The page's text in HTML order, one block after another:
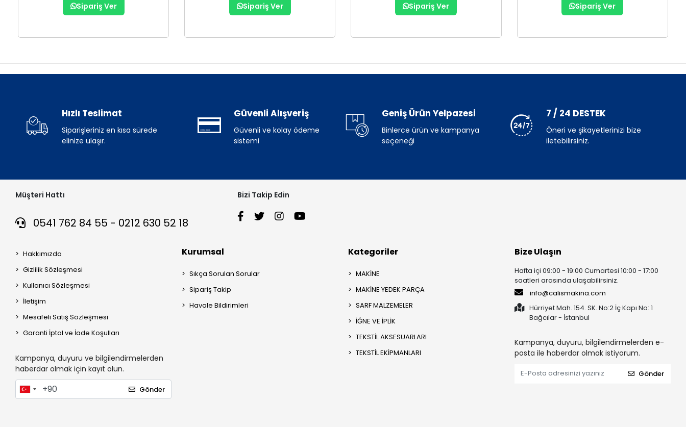
Sipariş Ver Sipariş Ver Sipariş Ver Sipariş Ver
Hızlı Teslimat
Siparişleriniz en kısa sürede
elinize ulaşır.
Güvenli Alışveriş
Güvenli ve kolay ödeme
sistemi
Geniş Ürün Yelpazesi
Binlerce ürün ve kampanya
seçeneği
7 / 24 DESTEK
Öneri ve şikayetlerinizi bize
iletebilirsiniz.
Müşteri Hattı
0541 762 84 55 - 0212 630 52 18
Bizi Takip Edin
Hakkımızda
Gizlilik Sözleşmesi
Kullanıcı Sözleşmesi
İletişim
Mesafeli Satış Sözleşmesi
Garanti İptal ve İade Koşulları
Kampanya, duyuru ve bilgilendirmelerden
haberdar olmak için kayıt olun.
Gönder
Kurumsal
Sıkça Sorulan Sorular
Sipariş Takip
Havale Bildirimleri
Kategoriler
MAKİNE
MAKİNE YEDEK PARÇA
SARF MALZEMELER
İĞNE VE İPLİK
TEKSTİL AKSESUARLARI
TEKSTİL EKİPMANLARI
Bize Ulaşın
Hafta içi 09:00 - 19:00 Cumartesi 10:00 - 17:00
saatleri arasında ulaşabilirsiniz.
info@calismakina.com
Hürriyet Mah. 154. SK. No:2 İç Kapı No: 1
Bağcılar - İstanbul
Kampanya, duyuru, bilgilendirmelerden e-
posta ile haberdar olmak istiyorum.
Gönder